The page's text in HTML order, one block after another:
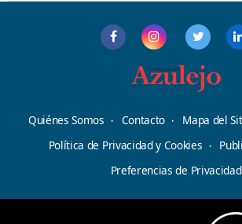
Quiénes Somos Contacto Mapa del
Política de Privacidad y Cookies
Preferencias de Privacidad